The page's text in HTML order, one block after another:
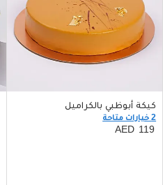
كيكة أبوظبي بالكراميل
2 خيارات متاحة
119